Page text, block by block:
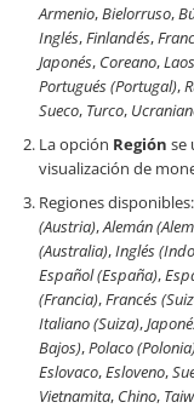
Armenio,Bielorruso,
Inglés,Finlandés,
Japonés, Coreano,
Portugués (Portugal),
Sueco, Turco,
La opción Región se
visualización de
Regiones
(Austria),Alemán
(Australia),Inglés
Español (España),
(Francia),Francés
Italiano (Suiza),
Bajos),Polaco
Eslovaco,Esloveno,
Vietnamita, Chino,